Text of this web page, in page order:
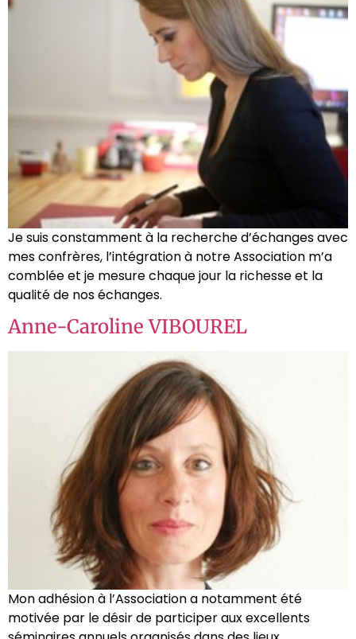
Je suis constamment à la recherche d’échanges avec
mes confrères, l’intégration à notre Association m’a
comblée et je mesure chaque jour la richesse et la
qualité de nos échanges.
Anne-Caroline VIBOUREL
Mon adhésion à l’Association a notamment été
motivée par le désir de participer aux excellents